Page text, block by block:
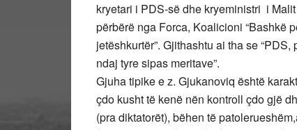
kryetari i PDS-së dhe kryeministri i
përbërë nga Forca, Koalicioni “Bashkë
jetëshkurtër”. Gjithashtu ai tha se
ndaj tyre sipas meritave”.
Gjuha tipike e z. Gjukanoviq është
çdo kusht të kenë nën kontroll çdo gjë
(pra diktatorët), bëhen të